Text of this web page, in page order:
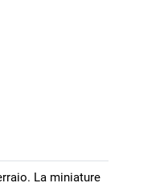
La miniature